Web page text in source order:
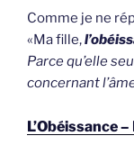
Comme je ne
«Ma fille,
Parce qu’elle
concernant
L’Obéissance